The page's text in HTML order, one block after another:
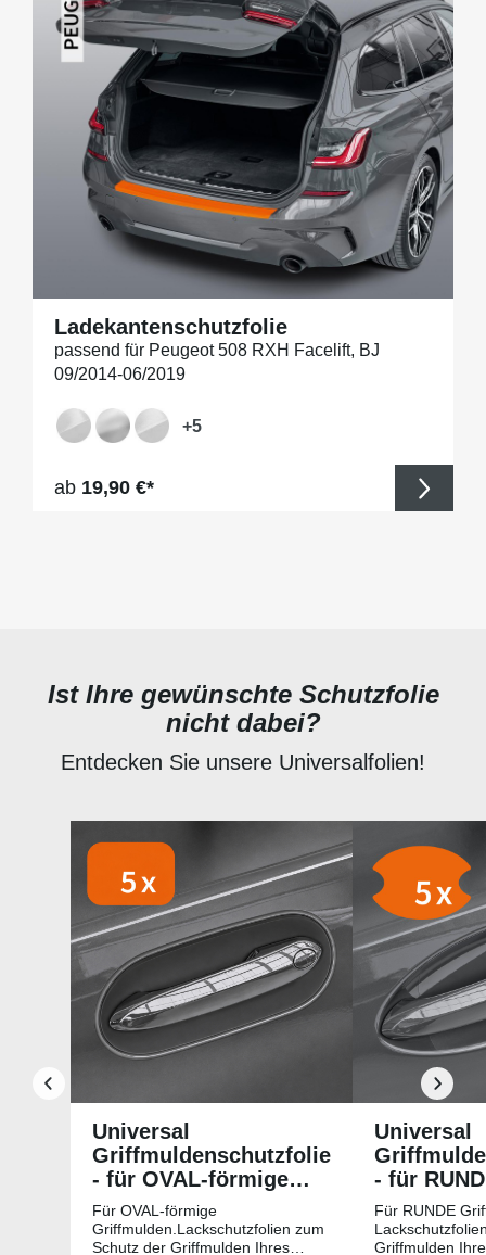
Ladekantenschutzfolie
passend für Peugeot 508 RXH Facelift, BJ
09/2014-06/2019
+5
Regulärer Preis:
ab 19,90 €*
Ist Ihre gewünschte Schutzfolie
nicht dabei?
Entdecken Sie unsere Universalfolien!
Universal
Griffmuldenschutzfolie
- für OVAL-förmige
Griffmulden
Für OVAL-förmige
Griffmulden.Lackschutzfolien zum
Schutz der Griffmulden Ihres
Universal
- für
Für RUNDE
Griffmulden